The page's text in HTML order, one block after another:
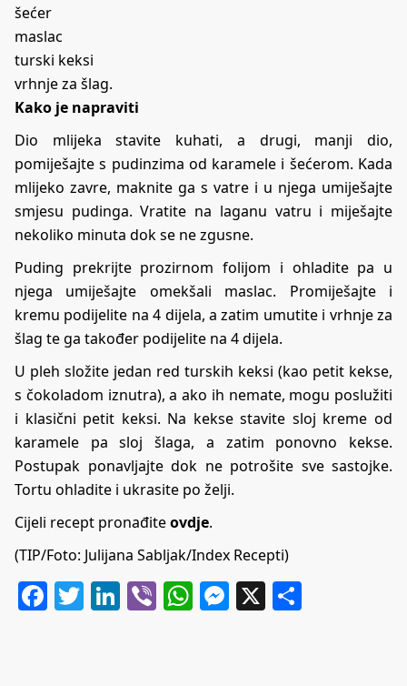
šećer
maslac
turski keksi
vrhnje za šlag.
Kako je napraviti
Dio mlijeka stavite kuhati, a drugi, manji dio,
pomiješajte s pudinzima od karamele i šećerom. Kada
mlijeko zavre, maknite ga s vatre i u njega umiješajte
smjesu pudinga. Vratite na laganu vatru i miješajte
nekoliko minuta dok se ne zgusne.
Puding prekrijte prozirnom folijom i ohladite pa u
njega umiješajte omekšali maslac. Promiješajte i
kremu podijelite na 4 dijela, a zatim umutite i vrhnje za
šlag te ga također podijelite na 4 dijela.
U pleh složite jedan red turskih keksi (kao petit kekse,
s čokoladom iznutra), a ako ih nemate, mogu poslužiti
i klasični petit keksi. Na kekse stavite sloj kreme od
karamele pa sloj šlaga, a zatim ponovno kekse.
Postupak ponavljajte dok ne potrošite sve sastojke.
Tortu ohladite i ukrasite po želji.
Cijeli recept pronađiteovdje.
(TIP/Foto: Julijana Sabljak/Index Recepti)
Facebook
Twitter
LinkedIn
ViberWhatsApp
Messenger
X